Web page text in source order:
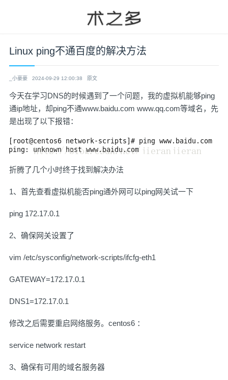
Linux ping不通百度的解决方法
_小豪豪 2024-09-29 12:00:38 原文
今天在学习DNS的时候遇到了一个问题，我的虚拟机能够ping
通ip地址，却ping不通www.baidu.com www.qq.com等域名，先
是出现了以下报错：
折腾了几个小时终于找到解决办法
1、首先查看虚拟机能否ping通外网可以ping网关试一下
ping 172.17.0.1
2、确保网关设置了
vim /etc/sysconfig/network-scripts/ifcfg-eth1
GATEWAY=172.17.0.1
DNS1=172.17.0.1
修改之后需要重启网络服务。centos6 ：
service network restart
3、确保有可用的域名服务器